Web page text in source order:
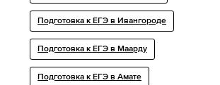
Подготовка к ЕГЭ в Ивангороде
Подготовка к ЕГЭ в Маарду
Подготовка к ЕГЭ в Амате